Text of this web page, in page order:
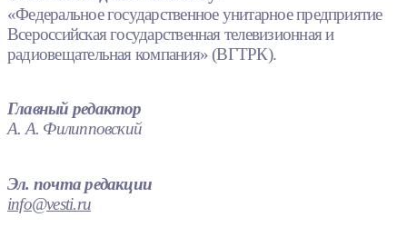
«Федеральное государственное унитарное предприятие
Всероссийская государственная телевизионная и
радиовещательная компания» (ВГТРК).
Главный редактор
А. А. Филипповский
Эл. почта редакции
info@vesti.ru